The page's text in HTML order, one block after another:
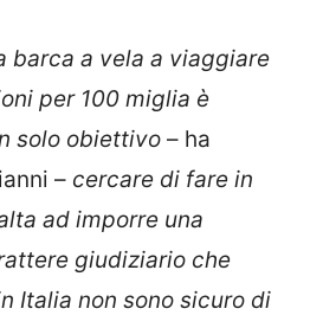
barca a vela a viaggiare
per 100 miglia è
solo obiettivo – ha
– cercare di fare in
ad imporre una
giudiziario che
Italia non sono sicuro di